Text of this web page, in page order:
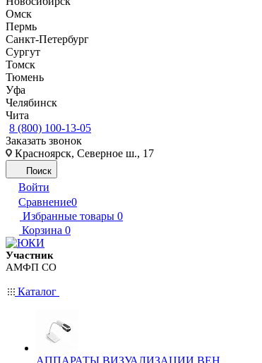
Омск
Пермь
Санкт-Петербург
Сургут
Томск
Тюмень
Уфа
Челябинск
Чита
8 (800) 100-13-05
Заказать звонок
Красноярск, Северное ш., 17
Поиск
Войти
Сравнение0
Избранные товары 0
Корзина 0
Участник
АМФП СО
Каталог
АППАРАТЫ ВИЗУАЛИЗАЦИИ ВЕН